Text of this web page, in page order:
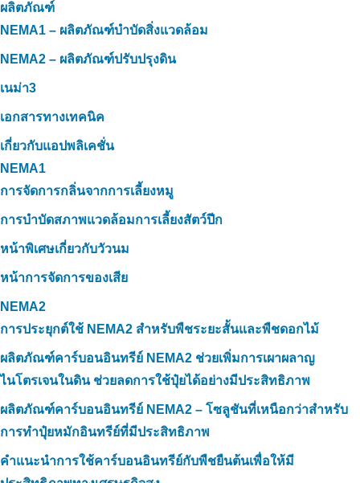
ผลิตภัณฑ์
NEMA1 – ผลิตภัณฑ์บำบัดสิ่งแวดล้อม
NEMA2 – ผลิตภัณฑ์ปรับปรุงดิน
เนม่า3
เอกสารทางเทคนิค
เกี่ยวกับแอปพลิเคชั่น
NEMA1
การจัดการกลิ่นจากการเลี้ยงหมู
การบำบัดสภาพแวดล้อมการเลี้ยงสัตว์ปีก
หน้าพิเศษเกี่ยวกับวัวนม
หน้าการจัดการของเสีย
NEMA2
การประยุกต์ใช้ NEMA2 สำหรับพืชระยะสั้นและพืชดอกไม้
ผลิตภัณฑ์คาร์บอนอินทรีย์ NEMA2 ช่วยเพิ่มการเผาผลาญ
ไนโตรเจนในดิน ช่วยลดการใช้ปุ๋ยได้อย่างมีประสิทธิภาพ
ผลิตภัณฑ์คาร์บอนอินทรีย์ NEMA2 – โซลูชันที่เหนือกว่าสำหรับ
การทำปุ๋ยหมักอินทรีย์ที่มีประสิทธิภาพ
คำแนะนำการใช้คาร์บอนอินทรีย์กับพืชยืนต้นเพื่อให้มี